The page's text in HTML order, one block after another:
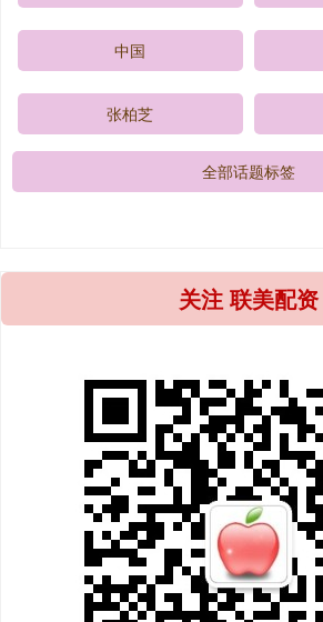
中国
张柏芝
全部话题标签
关注 联美配资